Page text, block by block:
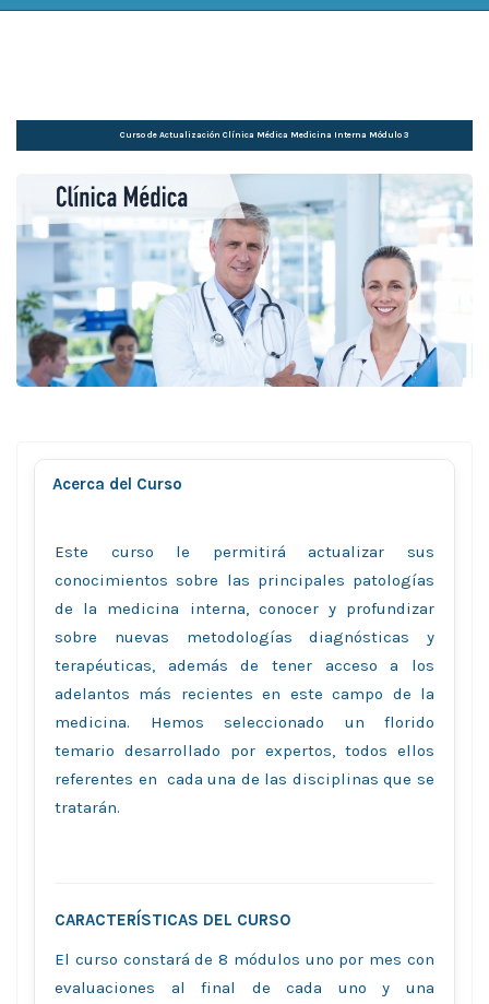
Curso de Actualización Clí­nica Médica Medicina Interna Módulo 3
Acerca del Curso
Este curso le permitirá actualizar sus
conocimientos sobre las principales patologías
de la medicina interna, conocer y profundizar
sobre nuevas metodologías diagnósticas y
terapéuticas, además de tener acceso a los
adelantos más recientes en este campo de la
medicina. Hemos seleccionado un florido
temario desarrollado por expertos, todos ellos
referentes en cada una de las disciplinas que se
tratarán.
CARACTERÍSTICAS DEL CURSO
El curso constará de 8 módulos uno por mes con
evaluaciones al final de cada uno y una